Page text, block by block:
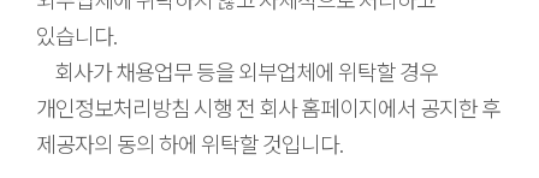
있습니다.
회사가 채용업무 등을 외부업체에 위탁할 경우
개인정보처리방침 시행 전 회사 홈페이지에서 공지한 후
제공자의 동의 하에 위탁할 것입니다.